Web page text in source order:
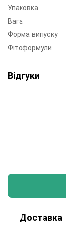
Упаковка
Вага
Форма випуску
Фітоформули
Відгуки
Доставка